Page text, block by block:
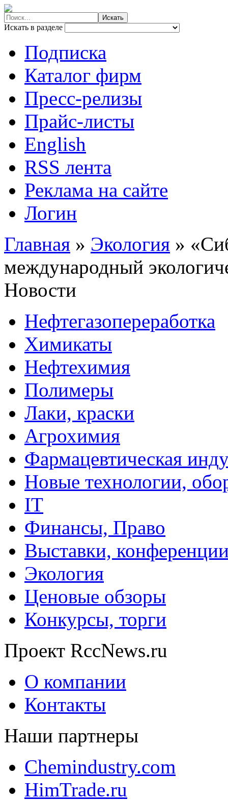
Искать в разделе
Подписка
Каталог фирм
Пресс-релизы
Прайс-листы
English
RSS лента
Реклама на сайте
Логин
Главная » Экология »
международный
Новости
Нефтегазопереработка
Химикаты
Нефтехимия
Полимеры
Лаки, краски
Агрохимия
Фармацевтическая
Новые технологии,
IT
Финансы, Право
Выставки,
Экология
Ценовые обзоры
Конкурсы, торги
Проект RccNews.ru
О компании
Контакты
Наши партнеры
Chemindustry.com
HimTrade.ru